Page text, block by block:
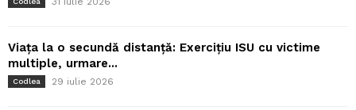
Viața la o secundă distanță: Exercițiu ISU cu victime
multiple, urmare...
Codlea 29 iulie 2026